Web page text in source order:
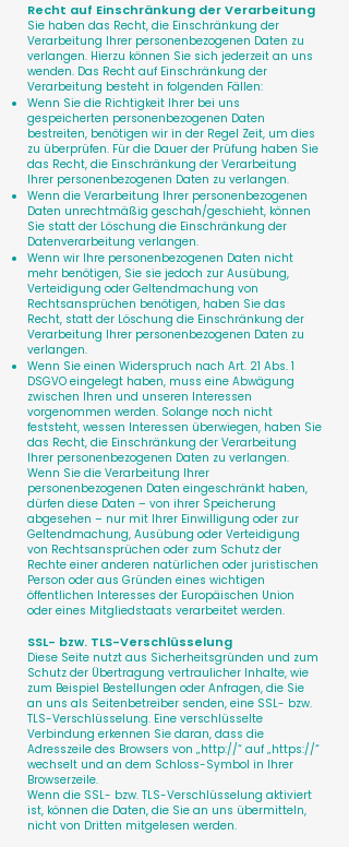
Recht auf Einschränkung der Verarbeitung
Sie haben das Recht, die Einschränkung der
Verarbeitung Ihrer personenbezogenen Daten zu
verlangen. Hierzu können Sie sich jederzeit an uns
wenden. Das Recht auf Einschränkung der
Verarbeitung besteht in folgenden Fällen:
Wenn Sie die Richtigkeit Ihrer bei uns
gespeicherten personenbezogenen Daten
bestreiten, benötigen wir in der Regel Zeit, um dies
zu überprüfen. Für die Dauer der Prüfung haben Sie
das Recht, die Einschränkung der Verarbeitung
Ihrer personenbezogenen Daten zu verlangen.
Wenn die Verarbeitung Ihrer personenbezogenen
Daten unrechtmäßig geschah/geschieht, können
Sie statt der Löschung die Einschränkung der
Datenverarbeitung verlangen.
Wenn wir Ihre personenbezogenen Daten nicht
mehr benötigen, Sie sie jedoch zur Ausübung,
Verteidigung oder Geltendmachung von
Rechtsansprüchen benötigen, haben Sie das
Recht, statt der Löschung die Einschränkung der
Verarbeitung Ihrer personenbezogenen Daten zu
verlangen.
Wenn Sie einen Widerspruch nach Art. 21 Abs. 1
DSGVO eingelegt haben, muss eine Abwägung
zwischen Ihren und unseren Interessen
vorgenommen werden. Solange noch nicht
feststeht, wessen Interessen überwiegen, haben Sie
das Recht, die Einschränkung der Verarbeitung
Ihrer personenbezogenen Daten zu verlangen.
Wenn Sie die Verarbeitung Ihrer
personenbezogenen Daten eingeschränkt haben,
dürfen diese Daten – von ihrer Speicherung
abgesehen – nur mit Ihrer Einwilligung oder zur
Geltendmachung, Ausübung oder Verteidigung
von Rechtsansprüchen oder zum Schutz der
Rechte einer anderen natürlichen oder juristischen
Person oder aus Gründen eines wichtigen
öffentlichen Interesses der Europäischen Union
oder eines Mitgliedstaats verarbeitet werden.
SSL- bzw. TLS-Verschlüsselung
Diese Seite nutzt aus Sicherheitsgründen und zum
Schutz der Übertragung vertraulicher Inhalte, wie
zum Beispiel Bestellungen oder Anfragen, die Sie
an uns als Seitenbetreiber senden, eine SSL- bzw.
TLS-Verschlüsselung. Eine verschlüsselte
Verbindung erkennen Sie daran, dass die
Adresszeile des Browsers von „http://“ auf „https://“
wechselt und an dem Schloss-Symbol in Ihrer
Browserzeile.
Wenn die SSL- bzw. TLS-Verschlüsselung aktiviert
ist, können die Daten, die Sie an uns übermitteln,
nicht von Dritten mitgelesen werden.